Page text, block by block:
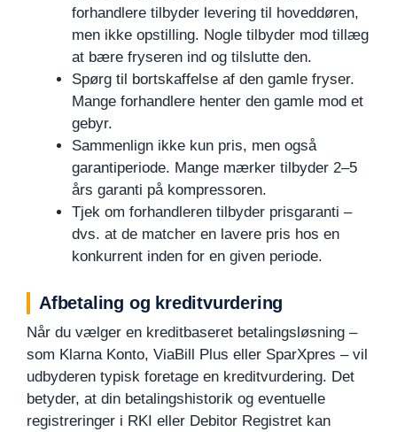
forhandlere tilbyder levering til hoveddøren,
men ikke opstilling. Nogle tilbyder mod tillæg
at bære fryseren ind og tilslutte den.
Spørg til bortskaffelse af den gamle fryser.
Mange forhandlere henter den gamle mod et
gebyr.
Sammenlign ikke kun pris, men også
garantiperiode. Mange mærker tilbyder 2–5
års garanti på kompressoren.
Tjek om forhandleren tilbyder prisgaranti –
dvs. at de matcher en lavere pris hos en
konkurrent inden for en given periode.
Afbetaling og kreditvurdering
Når du vælger en kreditbaseret betalingsløsning –
som Klarna Konto, ViaBill Plus eller SparXpres – vil
udbyderen typisk foretage en kreditvurdering. Det
betyder, at din betalingshistorik og eventuelle
registreringer i RKI eller Debitor Registret kan